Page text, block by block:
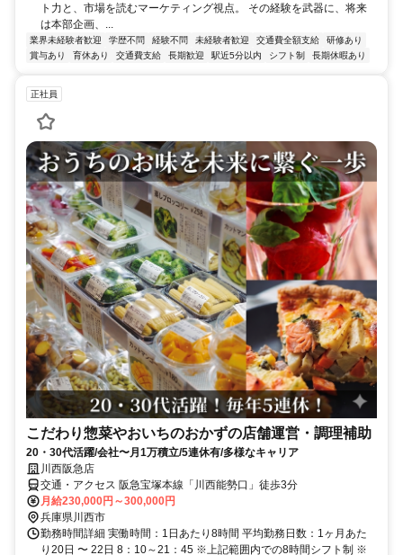
ト力と、市場を読むマーケティング視点。 その経験を武器に、将来
は本部企画、...
業界未経験者歓迎 学歴不問 経験不問 未経験者歓迎 交通費全額支給
研修あり
賞与あり
育休あり 交通費支給 長期歓迎 駅近5分以内 シフト制 長期休暇あり
正社員
こだわり惣菜やおいちのおかずの店舗運営・調理補助
20・30代活躍/会社〜月1万積立/5連休有/多様なキャリア
川西阪急店
交通・アクセス 阪急宝塚本線「川西能勢口」徒歩3分
月給230,000円～300,000円
兵庫県川西市
勤務時間詳細 実働時間：1日あたり8時間 平均勤務日数：1ヶ月あた
り20日 〜 22日 8：10～21：45 ※上記範囲内での8時間シフト制 ※